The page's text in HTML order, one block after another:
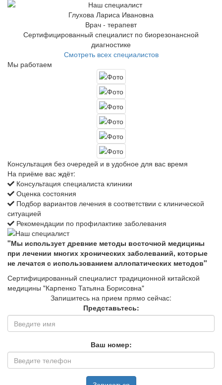
Глухова Лариса Ивановна
Врач - терапевт
Сертифицированный специалист по биорезонансной
диагностике
Смотреть всех специалистов
Мы работаем
Консультация без очередей и в удобное для вас время
На приёме вас ждёт:
Консультация специалиста клиники
Оценка состояния
Подбор вариантов лечения в соответствии с клинической
ситуацией
Рекомендации по профилактике заболевания
"Мы использует древние методы восточной медицины
при лечении многих хронических заболеваний, которые
не лечатся с использованием аллопатических методов"
Сертифицированный специалист традиционной китайской
медицины "Карпенко Татьяна Борисовна"
Запишитесь на прием прямо сейчас:
Представьтесь:
Ваш номер: